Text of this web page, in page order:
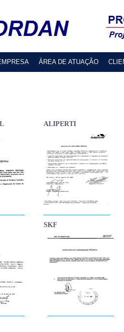
ÁREA DE ATUAÇÃO
ALIPERTI
SKF